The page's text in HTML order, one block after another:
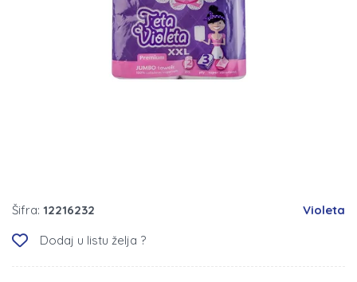
Šifra: 12216232
Dodaj u listu želja ?
Violeta